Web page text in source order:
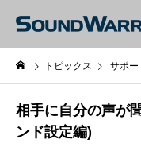
トピックス サポー
相手に自分の声が
ンド設定編)